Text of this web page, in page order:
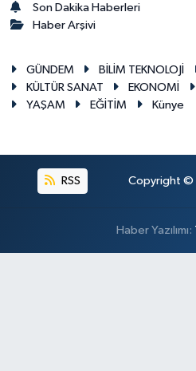
Son Dakika Haberleri
Haber Arşivi
GÜNDEM BİLİM TEKNOLOJİ
KÜLTÜR SANAT
EKONOMİ
YAŞAM
EĞİTİM Künye
RSS Copyright ©
Haber Yazılımı: